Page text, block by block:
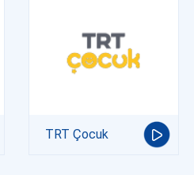
TRT Çocuk